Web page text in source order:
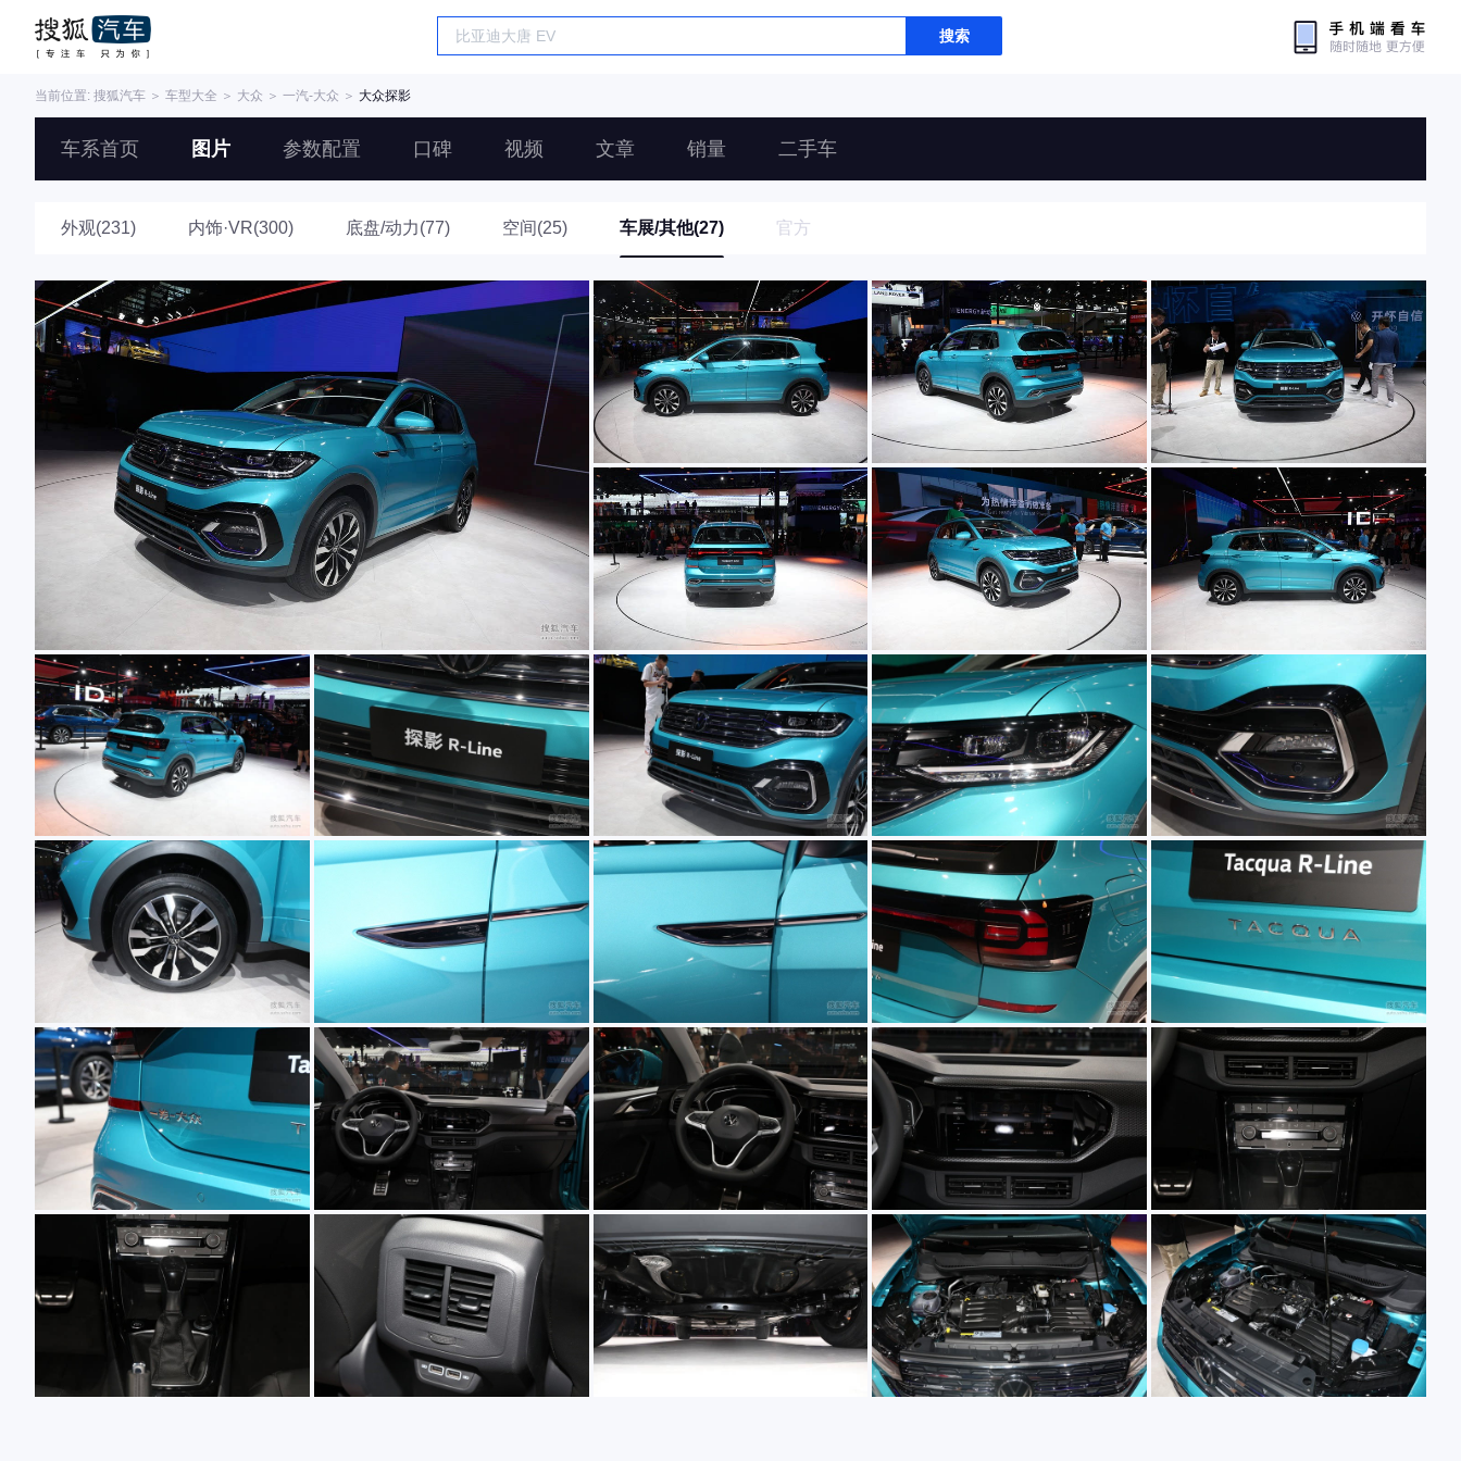
搜索
当前位置: 搜狐汽车 ＞ 车型大全 ＞ 大众 ＞ 一汽-大众 ＞ 大众探影
车系首页 图片 参数配置 口碑 视频 文章 销量 二手车
外观(231) 内饰·VR(300) 底盘/动力(77) 空间(25) 车展/其他(27) 官方